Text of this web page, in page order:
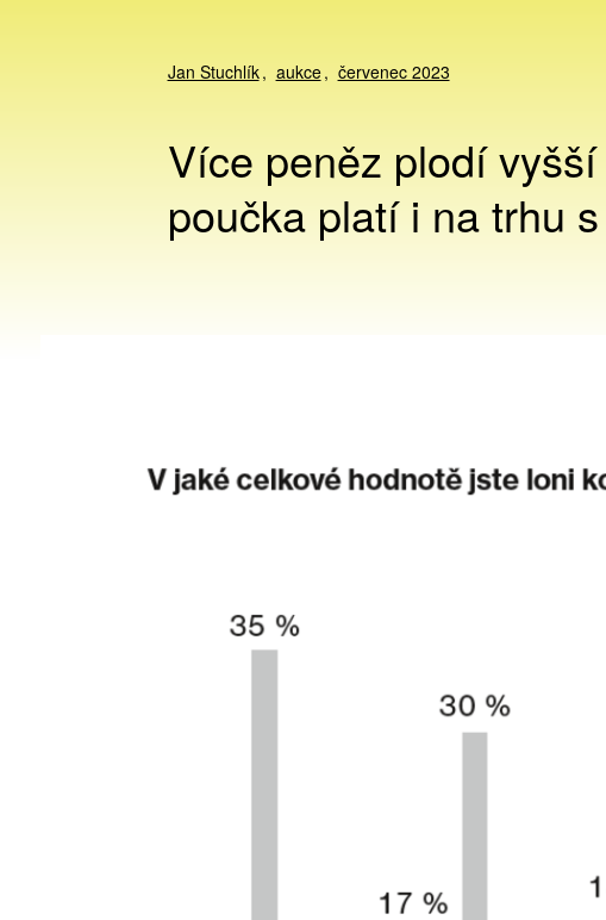
Jan Stuchlík aukce červenec 2023
Více peněz plodí
poučka platí i na trhu